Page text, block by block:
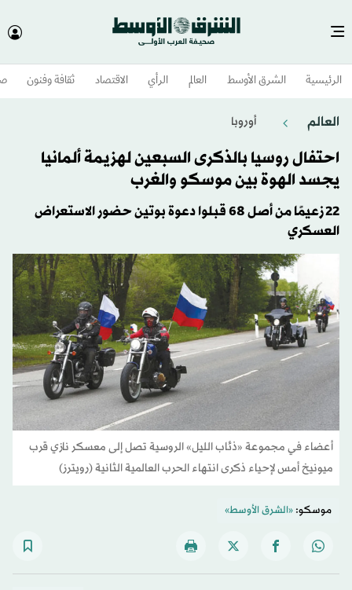
الرئيسية الشرق الأوسط​ العالم الرأي الاقتصاد ثقافة وفنون
العالم أوروبا
احتفال روسيا بالذكرى السبعين لهزيمة ألمانيا
يجسد الهوة بين موسكو والغرب
22 زعيمًا من أصل 68 قبلوا دعوة بوتين حضور الاستعراض
العسكري
أعضاء في مجموعة «ذئاب الليل» الروسية تصل إلى معسكر نازي قرب
ميونيخ أمس لإحياء ذكرى انتهاء الحرب العالمية الثانية (رويترز)
موسكو:«الشرق الأوسط»